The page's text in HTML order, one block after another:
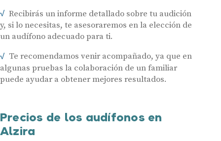
Recibirás un informe detallado sobre tu audición
y, si lo necesitas, te asesoraremos en la elección de
un audífono adecuado para ti.
Te recomendamos venir acompañado, ya que en
algunas pruebas la colaboración de un familiar
puede ayudar a obtener mejores resultados.
Precios de los audífonos en
Alzira
Ayudas y subvenciones
Contacto
Hasta un 60% de descuento en tus
audífonos
E-mail
Teléfono
y sus colaboradores según se detalla en nuestrasCondiciones de uso
Acepto la cesión de estos datos a empresas colaboradoras de
Miaudífono para poder ofrecer los servicios solicitados, según se
detalla en nuestras